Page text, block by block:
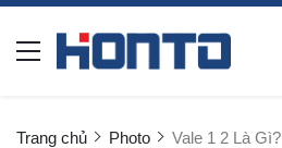
Trang chủ Photo Vale 1 2 Là Gì?